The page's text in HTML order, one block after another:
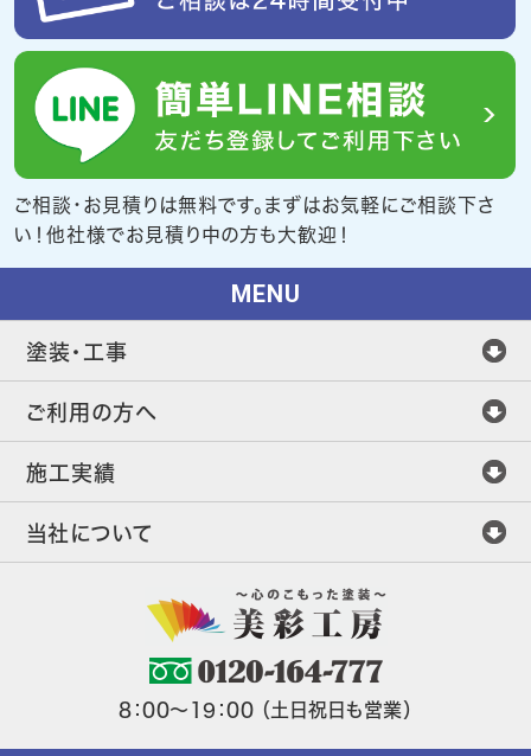
ご相談・お見積りは無料です。まずはお気軽にご相談下さ
い！他社様でお見積り中の方も大歓迎！
MENU
塗装・工事
ご利用の方へ
施工実績
当社について
8：00～19：00 （土日祝日も営業）